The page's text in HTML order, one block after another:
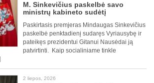
M. Sinkevičius paskelbė savo
ministrų kabineto sudėtį
Paskirtasis premjeras Mindaugas Sinkevičius
paskelbė penktadienį sudaręs Vyriausybę ir
pateikęs prezidentui Gitanui Nausėdai ją
patvirtinti. Kaip socialiniame tinkle
2 liepos, 2026